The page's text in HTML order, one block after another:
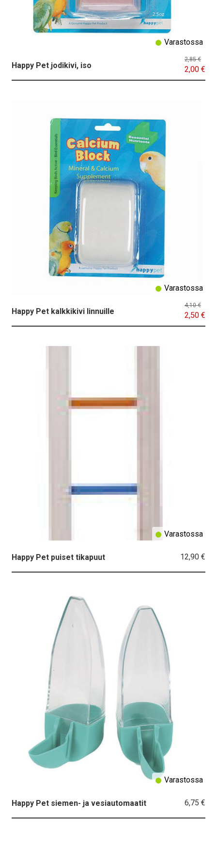
Happy Pet jodikivi, iso
2,85 €
2,00 €
Varastossa
Happy Pet kalkkikivi linnuille
4,10 €
2,50 €
Varastossa
Happy Pet puiset tikapuut 12,90 €
Varastossa
Happy Pet siemen- ja vesiautomaatit 6,75 €
Varastossa